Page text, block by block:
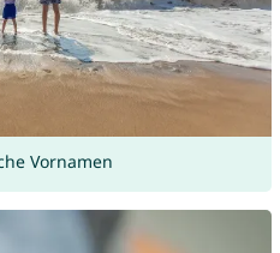
Vornamen